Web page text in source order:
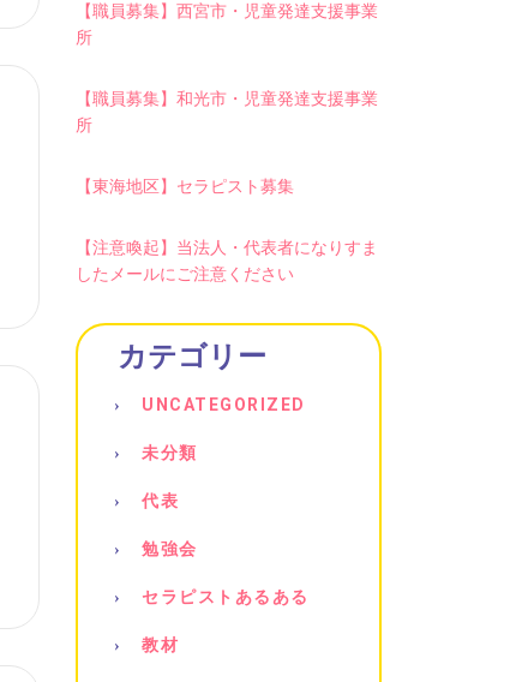
【職員募集】西宮市・児童発達支援事業
所
【職員募集】和光市・児童発達支援事業
所
【東海地区】セラピスト募集
【注意喚起】当法人・代表者になりすま
したメールにご注意ください
カテゴリー
UNCATEGORIZED
未分類
代表
勉強会
セラピストあるある
教材